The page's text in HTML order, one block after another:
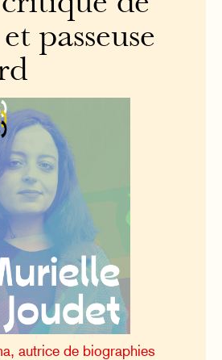
passeuse
autrice de biographies